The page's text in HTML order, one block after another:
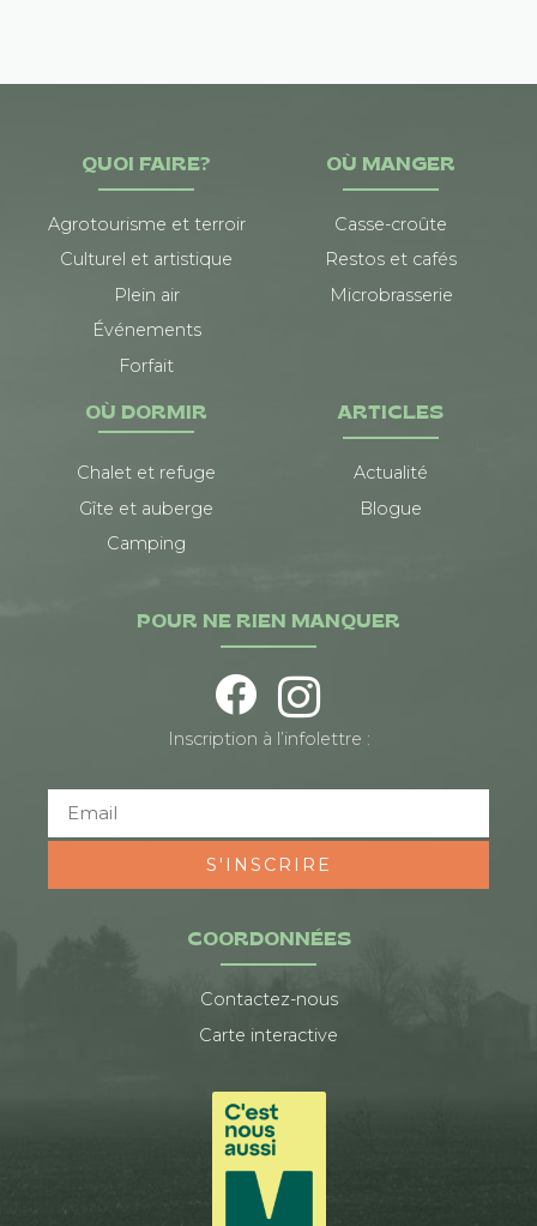
QUOI FAIRE?
Agrotourisme et terroir
Culturel et artistique
Plein air
Événements
Forfait
OÙ MANGER
Casse-croûte
Restos et cafés
Microbrasserie
OÙ DORMIR
Chalet et refuge
Gîte et auberge
Camping
ARTICLES
Actualité
Blogue
COORDONNÉES
Contactez-nous
Carte interactive
POUR NE RIEN MANQUER
Inscription à l’infolettre :
S'INSCRIRE